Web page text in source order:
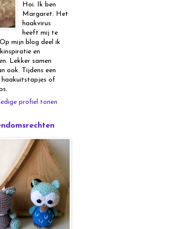
Hoi. Ik ben
Margaret. Het
haakvirus
heeft mij te
mijn blog deel ik
en
Lekker samen
ook. Tijdens een
haakuitstapjes of
profiel tonen